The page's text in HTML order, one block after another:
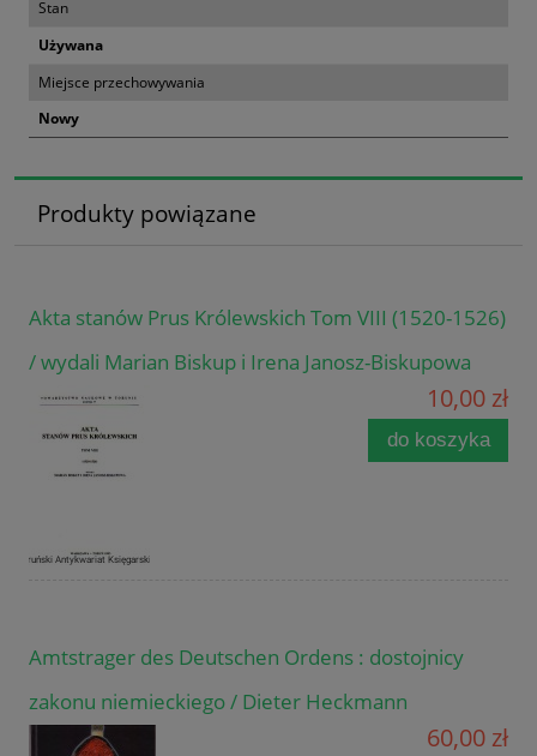
Stan
Używana
Miejsce przechowywania
Nowy
Produkty powiązane
Akta stanów Prus Królewskich Tom VIII (1520-1526)
/ wydali Marian Biskup i Irena Janosz-Biskupowa
10,00 zł
do koszyka
Amtstrager des Deutschen Ordens : dostojnicy
zakonu niemieckiego / Dieter Heckmann
60,00 zł